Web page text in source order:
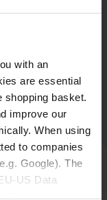
with an
are essential
basket.
improve our
When using
to companies
Google). The
US Data